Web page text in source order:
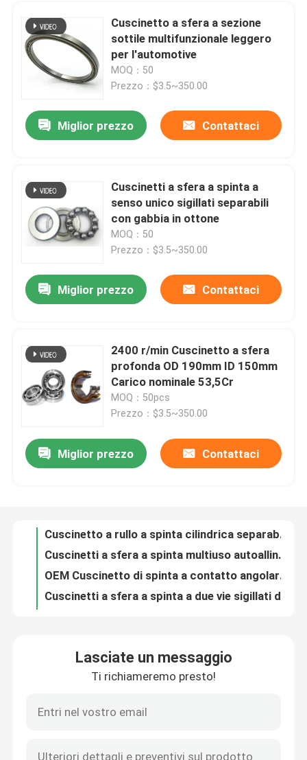
Casa.
Prodotti
Su di noi
Controllo della qualità
Notizie
Richiedere un preventivo
Cuscinetto a rulli cilindrico
cuscinetti a rulli d'allineamento di auto
Cuscinetto a sfera a sezione
sottile multifunzionale leggero
per l'automotive
MOQ：50
Prezzo：$3.5~350.00
Miglior prezzo Contattaci
Cuscinetti a sfera a spinta a
senso unico sigillati separabili
con gabbia in ottone
MOQ：50
Prezzo：$3.5~350.00
Miglior prezzo Contattaci
2400 r/min Cuscinetto a sfera
profonda OD 190mm ID 150mm
Carico nominale 53,5Cr
MOQ：50pcs
Prezzo：$3.5~350.00
Miglior prezzo Contattaci
Cuscinetto a rullo a spinta cilindrica separabile con gabbia in lega di rame
1000R/Min Cuscinetti a sfera a spintaDiametro interno 160mmModello stabile 511322
Lubrificante di grasso a cuscinetto in ottone multiuso
Lasciate un messaggio
Ti richiameremo presto!